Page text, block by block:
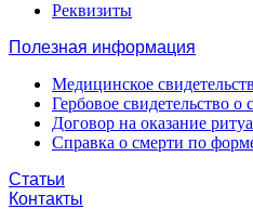
Реквизиты
Полезная информация
Медицинское
Гербовое свидетельство о
Договор на оказание
Справка о смерти по
Статьи
Контакты